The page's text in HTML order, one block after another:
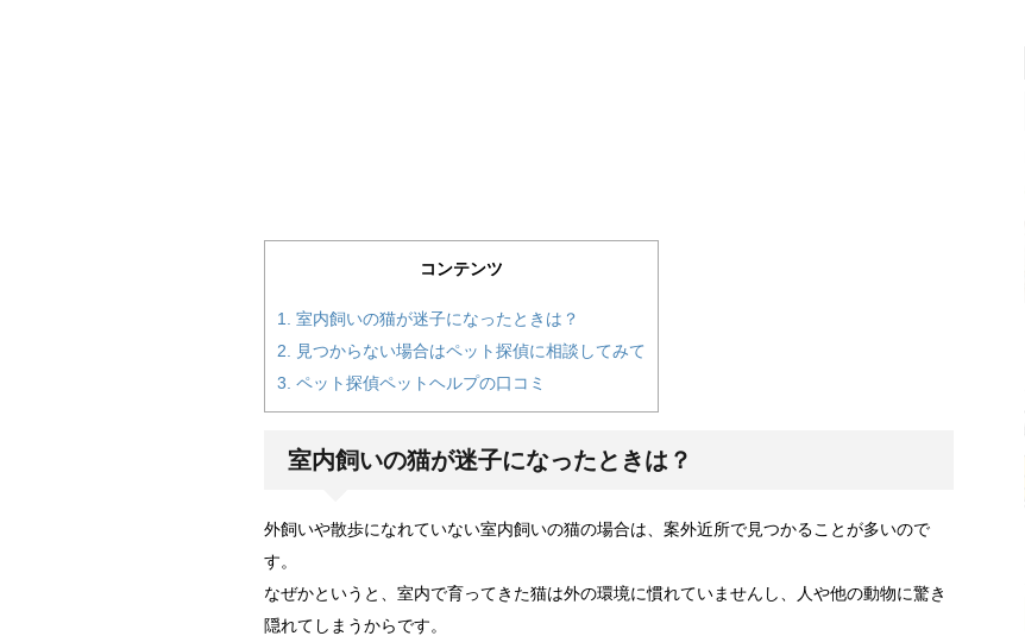
コンテンツ
1. 室内飼いの猫が迷子になったときは？
2. 見つからない場合はペット探偵に相談してみて
3. ペット探偵ペットヘルプの口コミ
室内飼いの猫が迷子になったときは？
外飼いや散歩になれていない室内飼いの猫の場合は、案外近所で見つかることが多いので
す。
なぜかというと、室内で育ってきた猫は外の環境に慣れていませんし、人や他の動物に驚き
隠れてしまうからです。